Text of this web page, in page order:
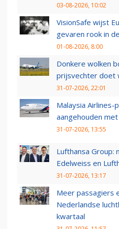
03-08-2026, 10:02
VisionSafe wijst
gevaren rook in
01-08-2026, 8:00
Donkere wolken
prijsvechter doet
31-07-2026, 22:01
Malaysia Airlines-
aangehouden
31-07-2026, 13:55
Lufthansa Group:
Edelweiss en
31-07-2026, 13:17
Meer passagiers
Nederlandse
kwartaal